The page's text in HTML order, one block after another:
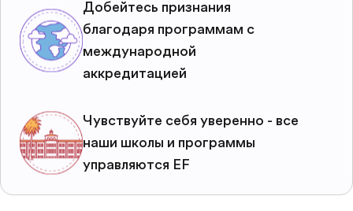
Добейтесь признания
благодаря программам с
международной
аккредитацией
Чувствуйте себя уверенно - все
наши школы и программы
управляются EF